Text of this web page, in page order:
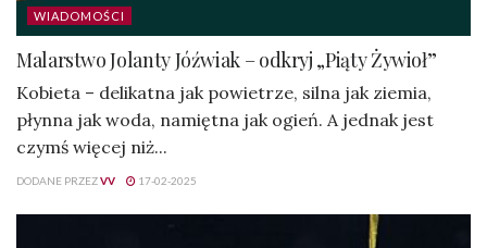
WIADOMOŚCI
Malarstwo Jolanty Jóźwiak – odkryj „Piąty Żywioł”
Kobieta – delikatna jak powietrze, silna jak ziemia,
płynna jak woda, namiętna jak ogień. A jednak jest
czymś więcej niż...
DODANE PRZEZVV 17-02-2025